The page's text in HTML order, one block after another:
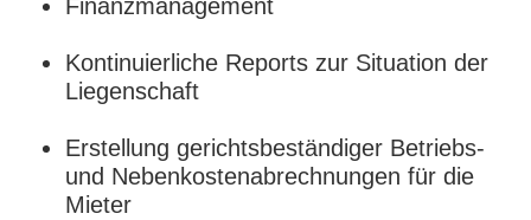
Finanzmanagement
Kontinuierliche Reports zur Situation der
Liegenschaft
Erstellung gerichtsbeständiger Betriebs-
und Nebenkostenabrechnungen für die
Mieter